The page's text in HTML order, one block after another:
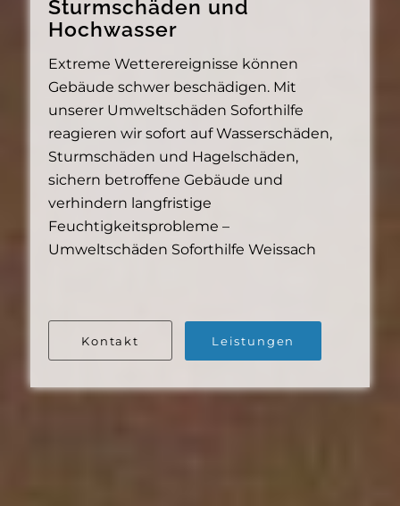
Sturmschäden und
Hochwasser
Extreme Wetterereignisse können
Gebäude schwer beschädigen. Mit
unserer Umweltschäden Soforthilfe
reagieren wir sofort auf Wasserschäden,
Sturmschäden und Hagelschäden,
sichern betroffene Gebäude und
verhindern langfristige
Feuchtigkeitsprobleme –
Umweltschäden Soforthilfe Weissach
Kontakt Leistungen